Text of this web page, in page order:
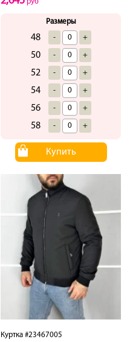
Размеры
48 - +
50 - +
52 - +
54 - +
56 - +
58 - +
Купить
Куртка #23467005